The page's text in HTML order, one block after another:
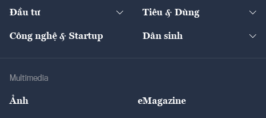
Quản trị số
Tư vấn
Thị trường
Nông sản
The Guide
Đầu tư Tiêu & Dùng
Công nghệ & Startup Dân sinh
Multimedia
Ảnh eMagazine